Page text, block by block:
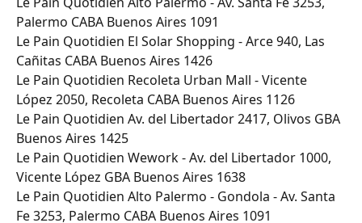
Palermo CABA Buenos Aires 1091
Le Pain Quotidien El Solar Shopping - Arce 940, Las
Cañitas CABA Buenos Aires 1426
Le Pain Quotidien Recoleta Urban Mall - Vicente
López 2050, Recoleta CABA Buenos Aires 1126
Le Pain Quotidien Av. del Libertador 2417, Olivos GBA
Buenos Aires 1425
Le Pain Quotidien Wework - Av. del Libertador 1000,
Vicente López GBA Buenos Aires 1638
Le Pain Quotidien Alto Palermo - Gondola - Av. Santa
Fe 3253, Palermo CABA Buenos Aires 1091